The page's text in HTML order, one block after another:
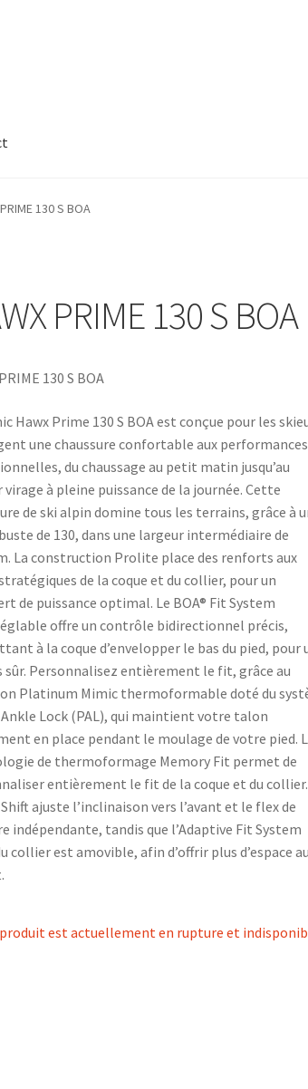
130 S BOA
PRIME 130 S BOA
130 S BOA
Hawx Prime 130 S BOA est conçue pour les
une chaussure confortable aux performances
du chaussage au petit matin jusqu’au
virage à pleine puissance de la journée. Cette
de ski alpin domine tous les terrains, grâce à
de 130, dans une largeur intermédiaire de
La construction Prolite place des renforts aux
de la coque et du collier, pour un
de puissance optimal. Le BOA® Fit System
offre un contrôle bidirectionnel précis,
à la coque d’envelopper le bas du pied, pour
Personnalisez entièrement le fit, grâce au
Platinum Mimic thermoformable doté du
Lock (PAL), qui maintient votre talon
en place pendant le moulage de votre pied.
de thermoformage Memory Fit permet de
entièrement le fit de la coque et du
ajuste l’inclinaison vers l’avant et le flex de
indépendante, tandis que l’Adaptive Fit System
collier est amovible, afin d’offrir plus d’espace au
est actuellement en rupture et